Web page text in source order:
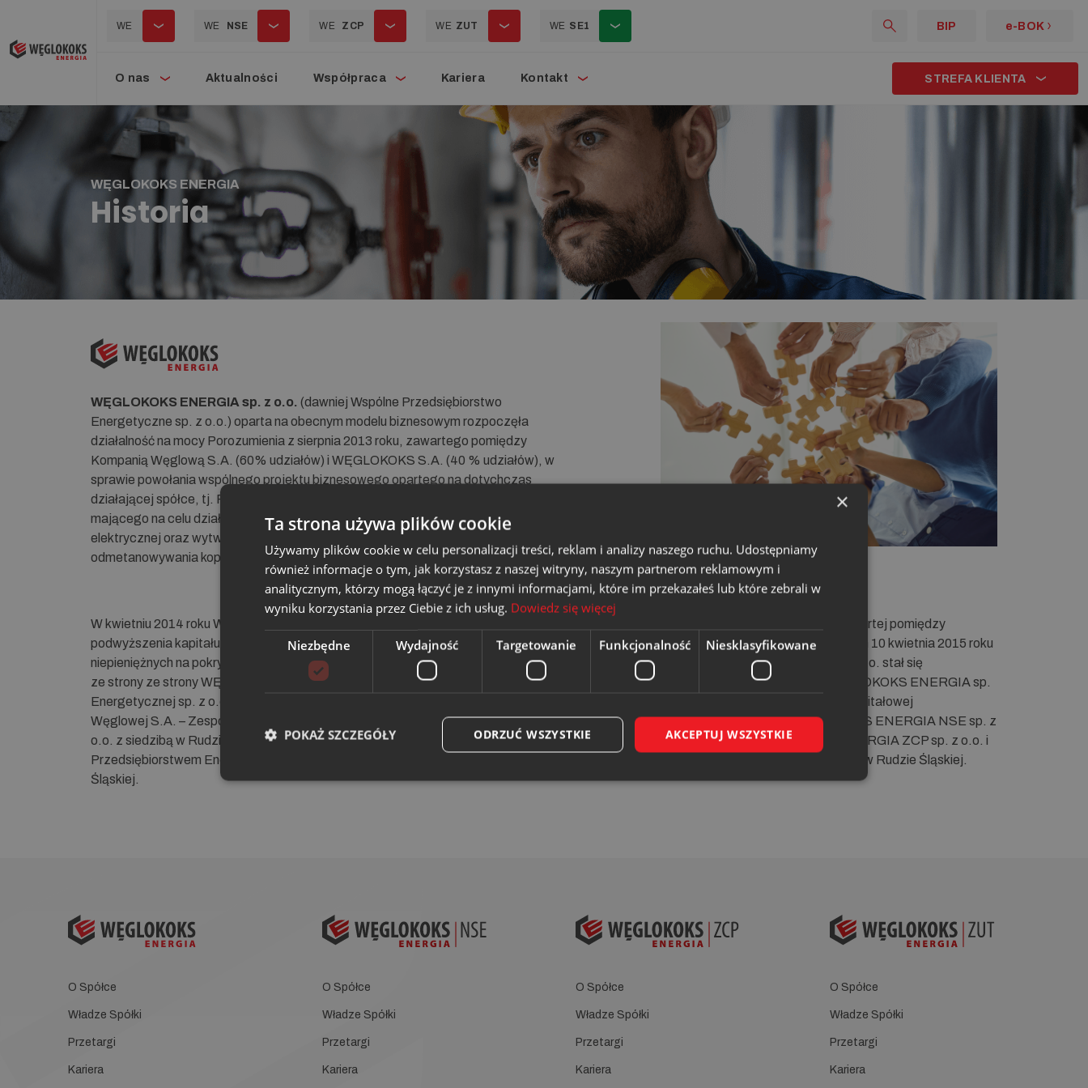
WE WE NSE WE ZCP WE ZUT WE SE1 BIP e-BOK
O nas Aktualności Współpraca Kariera Kontakt STREFA KLIENTA
WĘGLOKOKS ENERGIA
Historia
WĘGLOKOKS ENERGIA sp. z o.o. (dawniej Wspólne Przedsiębiorstwo
Energetyczne sp. z o.o.) oparta na obecnym modelu biznesowym rozpoczęła
działalność na mocy Porozumienia z sierpnia 2013 roku, zawartego pomiędzy
Kompanią Węglową S.A. (60% udziałów) i WĘGLOKOKS S.A. (40 % udziałów), w
sprawie powołania wspólnego projektu biznesowego opartego na dotychczas
działającej spółce, tj. Przedsiębiorstwie Obrotu Energią i Paliwami „EGW” sp. z o.o.,
mającego na celu działalność polegającą na wytwarzaniu i dystrybucji energii
elektrycznej oraz wytwarzaniu energii i ciepła z metanu pochodzącego z
odmetanowywania kopalń.
W kwietniu 2014 roku Wspólnicy WĘGLOKOKS ENERGIA sp. z o.o. dokonali
podwyższenia kapitału zakładowego spółki poprzez wniesienie wkładów
niepieniężnych na pokrycie udziałów w postaci aktywów ciepłowniczych, tj.
ze strony ze strony WĘGLOKOKS S.A. – Nadwiślańskiej Spółki
Energetycznej sp. z o.o. z siedzibą w Brzeszczach oraz ze strony Kompanii
Węglowej S.A. – Zespołu Ciepłowni Przemysłowych „Carbo-Energia” sp. z
o.o. z siedzibą w Rudzie Śląskiej wraz z jej spółką zależną
Przedsiębiorstwem Energetyki Cieplnej Sp. z o.o. z siedzibą w Rudzie
Śląskiej.
Na podstawie umowy z dnia 13 lutego 2015 roku, zawartej pomiędzy
Kompanią Węglową S.A. i WĘGLOKOKS S.A., z dniem 10 kwietnia 2015 roku
jedynym wspólnikiem WĘGLOKOKS ENERGIA sp. z o.o. stał się
WĘGLOKOKS S.A. (100% udziałów). Obecnie WĘGLOKOKS ENERGIA sp.
z o.o. jako podmiot dominujący stoi na czele Grupy Kapitałowej
WĘGLOKOKS ENERGIA, którą tworzą: WĘGLOKOKS ENERGIA NSE sp. z
o.o. siedzibą w Brzeszczach oraz WĘGLOKOKS ENERGIA ZCP sp. z o.o. i
WĘGLOKOKS ENERGIA ZUT sp. z o.o. z siedzibami w Rudzie Śląskiej.
O Spółce
Władze Spółki
Przetargi
Kariera
O Spółce
Władze Spółki
Przetargi
Kariera
O Spółce
Władze Spółki
Przetargi
Kariera
O Spółce
Władze Spółki
Przetargi
Kariera
×
Ta strona używa plików cookie
Używamy plików cookie w celu personalizacji treści, reklam i analizy naszego ruchu. Udostępniamy
również informacje o tym, jak korzystasz z naszej witryny, naszym partnerom reklamowym i
analitycznym, którzy mogą łączyć je z innymi informacjami, które im przekazałeś lub które zebrali w
wyniku korzystania przez Ciebie z ich usług. Dowiedz się więcej
Niezbędne Wydajność Targetowanie Funkcjonalność Niesklasyfikowane
AKCEPTUJ WSZYSTKIE
ODRZUĆ WSZYSTKIE
POKAŻ SZCZEGÓŁY